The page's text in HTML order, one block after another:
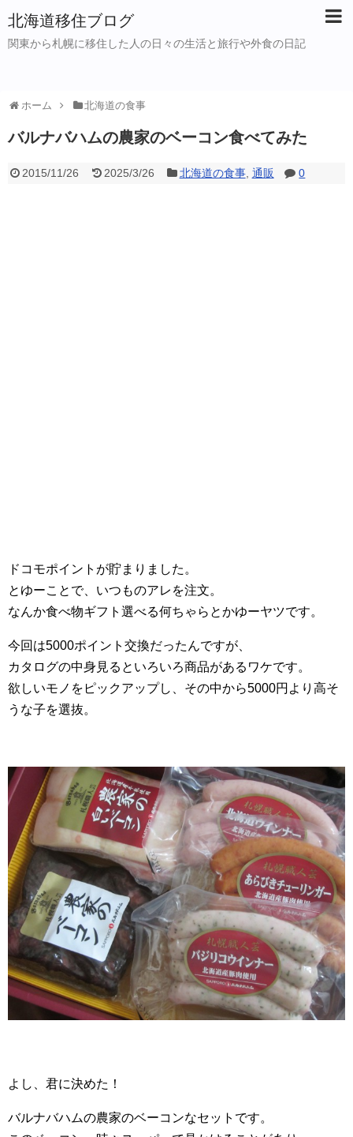
北海道移住ブログ
関東から札幌に移住した人の日々の生活と旅行や外食の日記
ホーム 北海道の食事
バルナバハムの農家のベーコン食べてみた
2015/11/26 2025/3/26 北海道の食事, 通販 0
ドコモポイントが貯まりました。
とゆーことで、いつものアレを注文。
なんか食べ物ギフト選べる何ちゃらとかゆーヤツです。
今回は5000ポイント交換だったんですが、
カタログの中身見るといろいろ商品があるワケです。
欲しいモノをピックアップし、その中から5000円より高そ
うな子を選抜。
よし、君に決めた！
バルナバハムの農家のベーコンなセットです。